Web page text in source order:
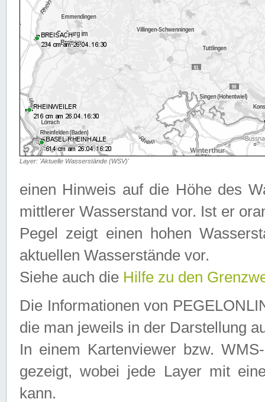
Layer: 'Aktuelle Wasserstände (WSV)'
einen Hinweis auf die Höhe des
mittlerer Wasserstand vor. Ist er
Pegel zeigt einen hohen
aktuellen Wasserstände vor.
Siehe auch die Hilfe zu den
Die Informationen von
die man jeweils in der Darstellung
In einem Kartenviewer bzw.
gezeigt, wobei jede Layer mit
kann.